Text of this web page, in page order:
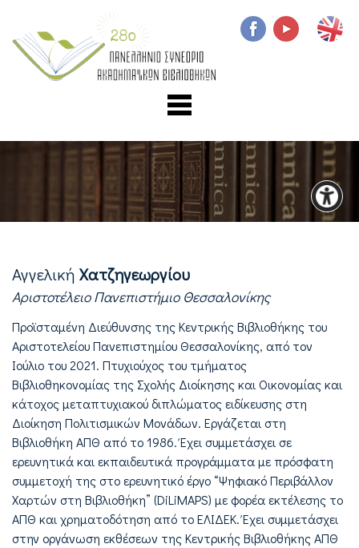
Αγγελική Χατζηγεωργίου
Αριστοτέλειο Πανεπιστήμιο Θεσσαλονίκης
Προϊσταμένη Διεύθυνσης της Κεντρικής Βιβλιοθήκης του
Αριστοτελείου Πανεπιστημίου Θεσσαλονίκης, από τον
Ιούλιο του 2021. Πτυχιούχος του τμήματος
Βιβλιοθηκονομίας της Σχολής Διοίκησης και Οικονομίας και
κάτοχος μεταπτυχιακού διπλώματος ειδίκευσης στη
Διοίκηση Πολιτισμικών Μονάδων. Εργάζεται στη
Βιβλιοθήκη ΑΠΘ από το 1986. Έχει συμμετάσχει σε
ερευνητικά και εκπαιδευτικά προγράμματα με πρόσφατη
συμμετοχή της στο ερευνητικό έργο “Ψηφιακό Περιβάλλον
Χαρτών στη Βιβλιοθήκη” (DiLiMAPS) με φορέα εκτέλεσης το
ΑΠΘ και χρηματοδότηση από το ΕΛΙΔΕΚ. Έχει συμμετάσχει
στην οργάνωση εκθέσεων της Κεντρικής Βιβλιοθήκης ΑΠΘ